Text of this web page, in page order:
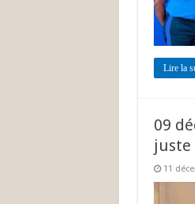
Lire la
09
juste
11